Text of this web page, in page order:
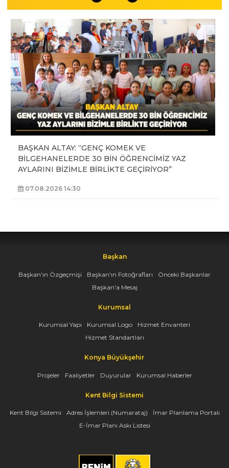
BAŞKAN ALTAY: “GENÇ KOMEK VE
BİLGEHANELERDE 30 BİN ÖĞRENCİMİZ YAZ
AYLARINI BİZİMLE BİRLİKTE GEÇİRİYOR”
07.08.2026 14:30
Başkan
Başkan'ın Özgeçmişi Başkan'ın Fotoğrafları
Önceki Başkanlar
Başkan'a Mesaj
Kurumsal
Kurumsal Yapı Kurumsal Logo
Hizmet Envanteri
Hizmet Standartları
Konya Büyükşehir
Projeler Faaliyetler Duyurular Kurumsal Haberler
Kent Bilgi Sistemi
Kent Bilgi Sistemi Adres İşlemleri (Numarataj)
İmar Planlama Portalı
E-İmar Planı Askı Listesi